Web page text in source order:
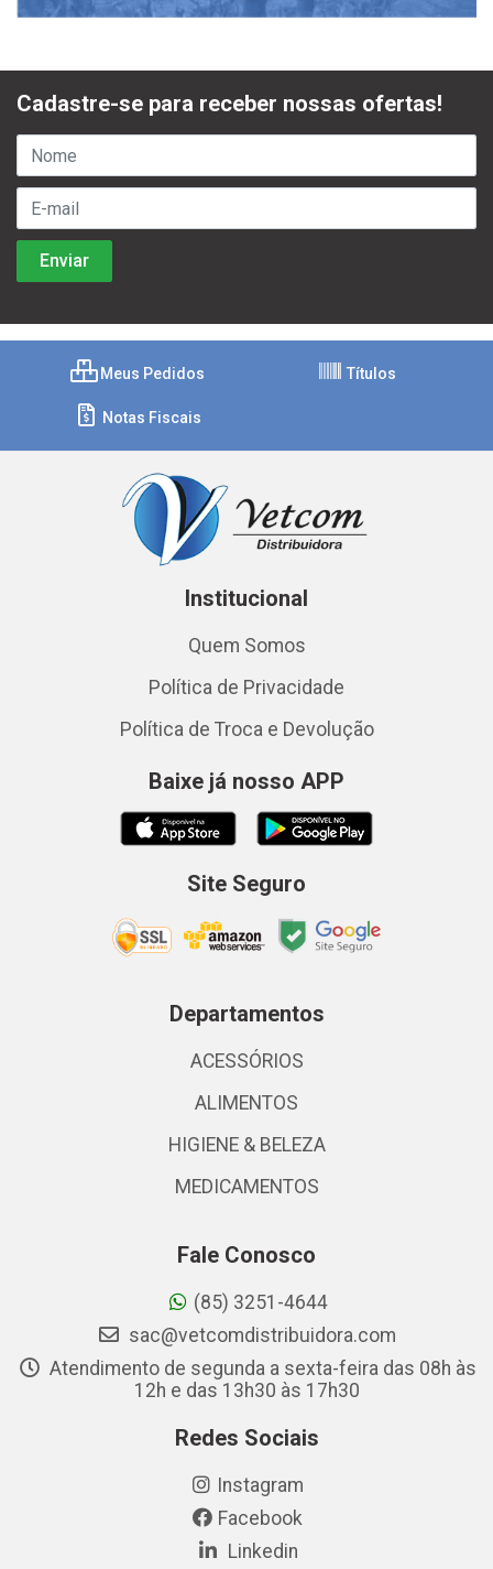
Cadastre-se para receber nossas ofertas!
Meus Pedidos Títulos
Notas Fiscais
Institucional
Quem Somos
Política de Privacidade
Política de Troca e Devolução
Baixe já nosso APP
Site Seguro
Departamentos
ACESSÓRIOS
ALIMENTOS
HIGIENE & BELEZA
MEDICAMENTOS
Fale Conosco
(85) 3251-4644
sac@vetcomdistribuidora.com
Atendimento de segunda a sexta-feira das 08h às
12h e das 13h30 às 17h30
Redes Sociais
Instagram
Facebook
Linkedin